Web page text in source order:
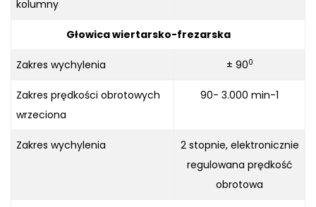
kolumny
Głowica wiertarsko-frezarska
Zakres wychylenia ± 900
Zakres prędkości obrotowych
wrzeciona
90- 3.000 min-1
Zakres wychylenia
2 stopnie, elektronicznie
regulowana prędkość
obrotowa